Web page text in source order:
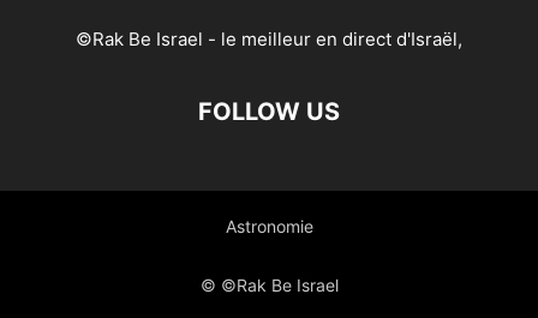
©Rak Be Israel - le meilleur en direct d'Israël,
FOLLOW US
Astronomie
© ©Rak Be Israel